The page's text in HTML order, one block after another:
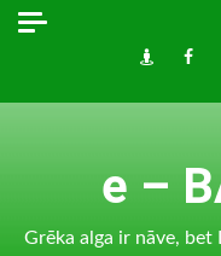
Skip
e –
Grēka alga ir nāve,